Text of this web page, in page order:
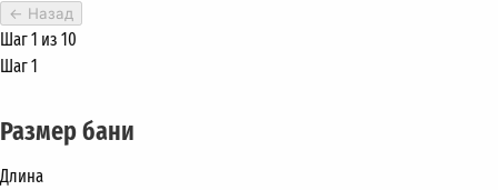
← Назад
Шаг 1 из 10
Шаг 1
Размер бани
Длина